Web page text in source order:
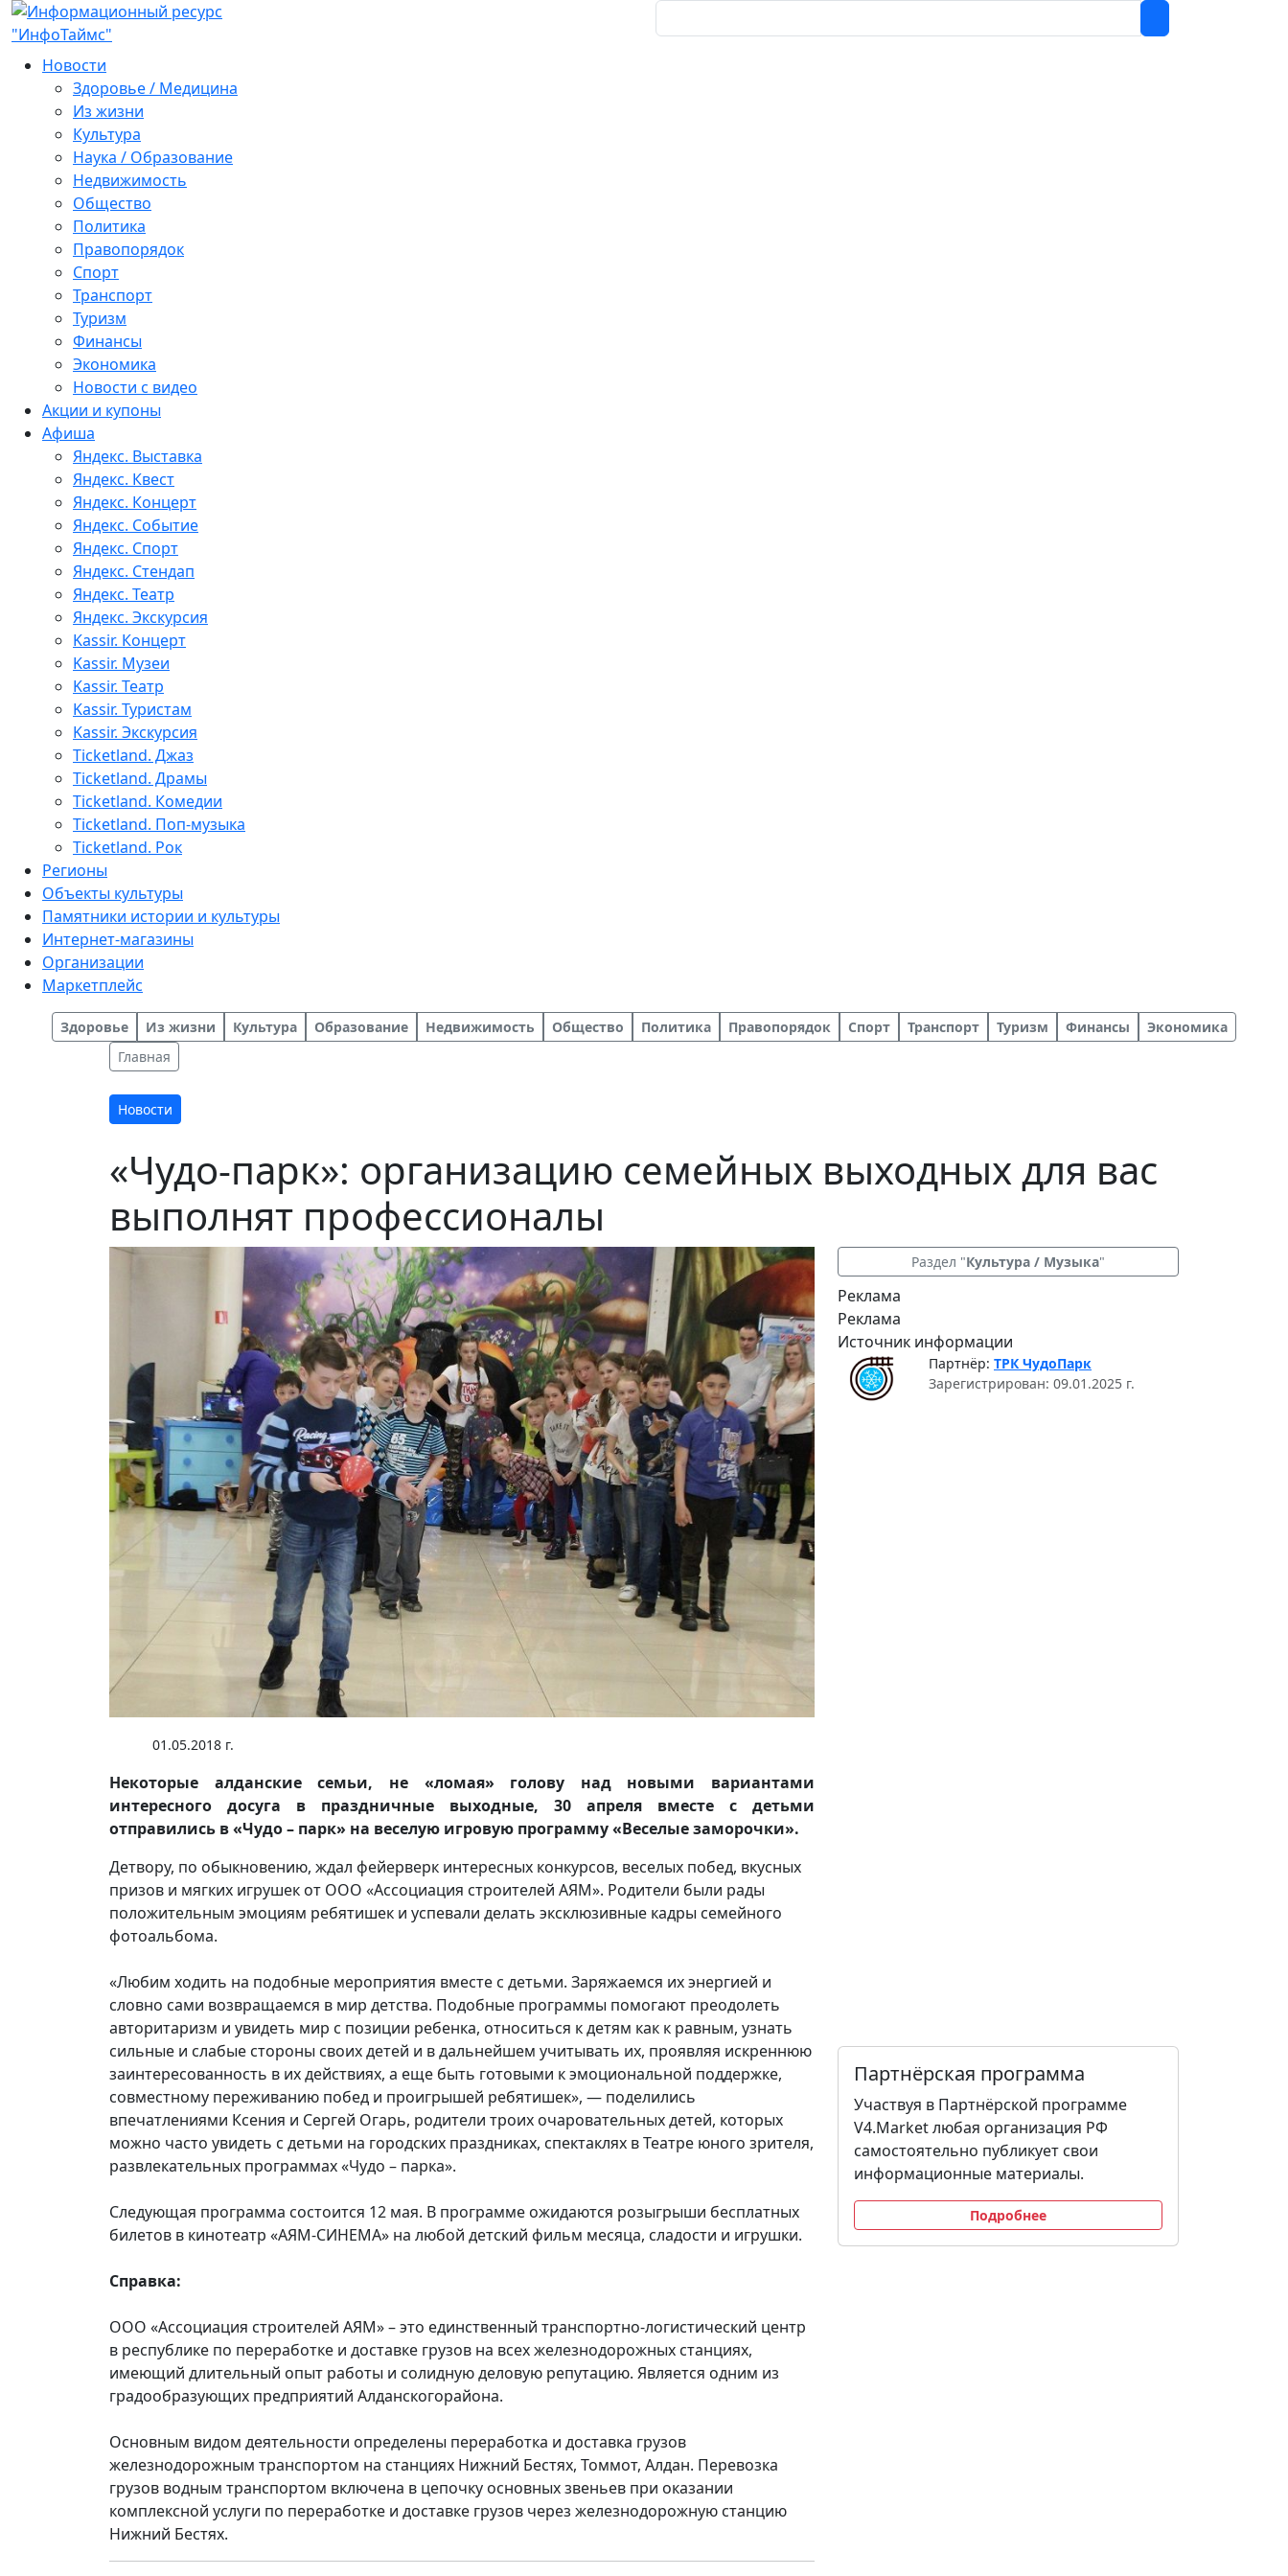
Новости
Здоровье / Медицина
Из жизни
Культура
Наука / Образование
Недвижимость
Общество
Политика
Правопорядок
Спорт
Транспорт
Туризм
Финансы
Экономика
Новости с видео
Акции и купоны
Афиша
Яндекс. Выставка
Яндекс. Квест
Яндекс. Концерт
Яндекс. Событие
Яндекс. Спорт
Яндекс. Стендап
Яндекс. Театр
Яндекс. Экскурсия
Kassir. Концерт
Kassir. Музеи
Kassir. Театр
Kassir. Туристам
Kassir. Экскурсия
Ticketland. Джаз
Ticketland. Драмы
Ticketland. Комедии
Ticketland. Поп-музыка
Ticketland. Рок
Регионы
Объекты культуры
Памятники истории и культуры
Интернет-магазины
Организации
Маркетплейс
Здоровье Из жизни Культура Образование Недвижимость Общество Политика Правопорядок Спорт Транспорт Туризм Финансы
Экономика
Главная
Новости
«Чудо-парк»: организацию семейных выходных для вас
выполнят профессионалы
01.05.2018 г.
Некоторые алданские семьи, не «ломая» голову над новыми вариантами
интересного досуга в праздничные выходные, 30 апреля вместе с детьми
отправились в «Чудо – парк» на веселую игровую программу «Веселые заморочки».
Детвору, по обыкновению, ждал фейерверк интересных конкурсов, веселых побед, вкусных
призов и мягких игрушек от ООО «Ассоциация строителей АЯМ». Родители были рады
положительным эмоциям ребятишек и успевали делать эксклюзивные кадры семейного
фотоальбома.
«Любим ходить на подобные мероприятия вместе с детьми. Заряжаемся их энергией и
словно сами возвращаемся в мир детства. Подобные программы помогают преодолеть
авторитаризм и увидеть мир с позиции ребенка, относиться к детям как к равным, узнать
сильные и слабые стороны своих детей и в дальнейшем учитывать их, проявляя искреннюю
заинтересованность в их действиях, а еще быть готовыми к эмоциональной поддержке,
совместному переживанию побед и проигрышей ребятишек», — поделились
впечатлениями Ксения и Сергей Огарь, родители троих очаровательных детей, которых
можно часто увидеть с детьми на городских праздниках, спектаклях в Театре юного зрителя,
развлекательных программах «Чудо – парка».
Следующая программа состоится 12 мая. В программе ожидаются розыгрыши бесплатных
билетов в кинотеатр «АЯМ-СИНЕМА» на любой детский фильм месяца, сладости и игрушки.
Справка:
ООО «Ассоциация строителей АЯМ» – это единственный транспортно-логистический центр
в республике по переработке и доставке грузов на всех железнодорожных станциях,
имеющий длительный опыт работы и солидную деловую репутацию. Является одним из
градообразующих предприятий Алданскогорайона.
Основным видом деятельности определены переработка и доставка грузов
железнодорожным транспортом на станциях Нижний Бестях, Томмот, Алдан. Перевозка
грузов водным транспортом включена в цепочку основных звеньев при оказании
комплексной услуги по переработке и доставке грузов через железнодорожную станцию
Нижний Бестях.
Раздел "Культура / Музыка"
Реклама
Реклама
Источник информации
Партнёр: ТРК ЧудоПарк
Зарегистрирован: 09.01.2025 г.
Партнёрская программа
Участвуя в Партнёрской программе
V4.Market любая организация РФ
самостоятельно публикует свои
информационные материалы.
Подробнее